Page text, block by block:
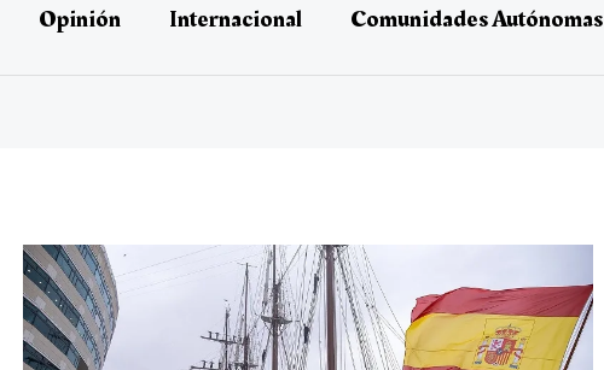
Opinión Internacional Comunidades Autónomas